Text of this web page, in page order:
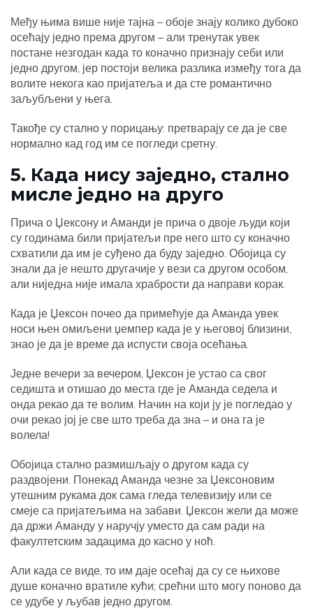
Међу њима више није тајна – обоје знају колико дубоко
осећају једно према другом – али тренутак увек
постане незгодан када то коначно признају себи или
једно другом, јер постоји велика разлика између тога да
волите некога као пријатеља и да сте романтично
заљубљени у њега.
Такође су стално у порицању: претварају се да је све
нормално кад год им се погледи сретну.
5. Када нису заједно, стално
мисле једно на друго
Прича о Џексону и Аманди је прича о двоје људи који
су годинама били пријатељи пре него што су коначно
схватили да им је суђено да буду заједно. Обојица су
знали да је нешто другачије у вези са другом особом,
али ниједна није имала храбрости да направи корак.
Када је Џексон почео да примећује да Аманда увек
носи њен омиљени џемпер када је у његовој близини,
знао је да је време да испусти своја осећања.
Једне вечери за вечером, Џексон је устао са свог
седишта и отишао до места где је Аманда седела и
онда рекао да те волим. Начин на који ју је погледао у
очи рекао јој је све што треба да зна – и она га је
волела!
Обојица стално размишљају о другом када су
раздвојени. Понекад Аманда чезне за Џексоновим
утешним рукама док сама гледа телевизију или се
смеје са пријатељима на забави. Џексон жели да може
да држи Аманду у наручју уместо да сам ради на
факултетским задацима до касно у ноћ.
Али када се виде, то им даје осећај да су се њихове
душе коначно вратиле кући; срећни што могу поново да
се удубе у љубав једно другом.